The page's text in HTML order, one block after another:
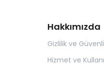
Hakkımızda
Gizlilik ve
Hizmet ve